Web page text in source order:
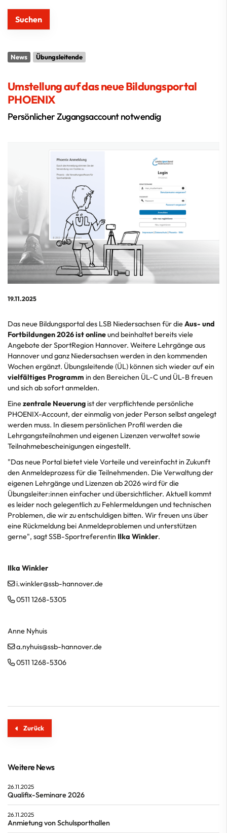
News Übungsleitende
Umstellung auf das neue Bildungsportal
PHOENIX
Persönlicher Zugangsaccount notwendig
19.11.2025
Das neue Bildungsportal des LSB Niedersachsen für dieAus- und
Fortbildungen 2026 ist onlineund beinhaltet bereits viele
Angebote der SportRegion Hannover. Weitere Lehrgänge aus
Hannover und ganz Niedersachsen werden in den kommenden
Wochen ergänzt. Übungsleitende (ÜL) können sich wieder auf ein
vielfältiges Programm in den Bereichen ÜL-C und ÜL-B freuen
und sich ab sofort anmelden.
Einezentrale Neuerung ist der verpflichtende persönliche
PHOENIX-Account, der einmalig von jeder Person selbst angelegt
werden muss. In diesem persönlichen Profil werden die
Lehrgangsteilnahmen und eigenen Lizenzen verwaltet sowie
Teilnahmebescheinigungen eingestellt.
"Das neue Portal bietet viele Vorteile und vereinfacht in Zukunft
den Anmeldeprozess für die Teilnehmenden. Die Verwaltung der
eigenen Lehrgänge und Lizenzen ab 2026 wird für die
Übungsleiter:innen einfacher und übersichtlicher. Aktuell kommt
es leider noch gelegentlich zu Fehlermeldungen und technischen
Problemen, die wir zu entschuldigen bitten. Wir freuen uns über
eine Rückmeldung bei Anmeldeproblemen und unterstützen
gerne", sagt SSB-Sportreferentin Ilka Winkler.
Ilka Winkler
i.winkler@ssb-hannover.de
0511 1268-5305
Anne Nyhuis
a.nyhuis@ssb-hannover.de
0511 1268-5306
Zurück
Weitere News
26.11.2025
Qualifix-Seminare 2026
26.11.2025
Anmietung von Schulsporthallen